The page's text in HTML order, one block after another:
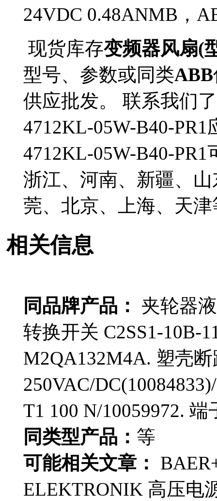
24VDC 0.48ANMB，
现货库存变频器风扇(
型号、参数或同类ABB
供应批发。 联系我们
4712KL-05W-B40-
4712KL-05W-B40-
浙江、河南、新疆、
莞、北京、上海、天
相关信息
同品牌产品：
夹轮器
转换开关 C2SS1-10B-
M2QA132M4A. 塑壳
250VAC/
T1 100 N/10059972.
同类型产品： 等
可能相关文章：
ELEKTRONIK 高压电